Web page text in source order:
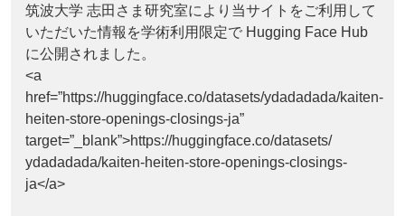
筑波大学 志田さま研究室により当サイトをご利用して
いただいた情報を学術利用限定で Hugging Face Hub
に公開されました。
<a
href=”https://huggingface.co/datasets/ydadadada/kaiten-
heiten-store-openings-closings-ja”
target=”_blank”>https://huggingface.co/datasets/
ydadadada/kaiten-heiten-store-openings-closings-
ja</a>